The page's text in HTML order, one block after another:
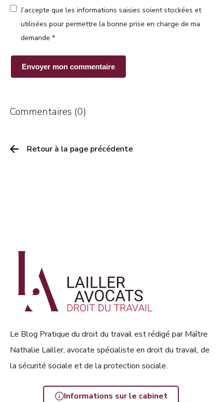
J’accepte que les informations saisies soient stockées et
utilisées pour permettre la bonne prise en charge de ma
demande *
Commentaires (0)
Retour à la page précédente
Le Blog Pratique du droit du travail est rédigé par Maître
Nathalie Lailler, avocate spécialiste en droit du travail, de
la sécurité sociale et de la protection sociale.
Informations sur le cabinet